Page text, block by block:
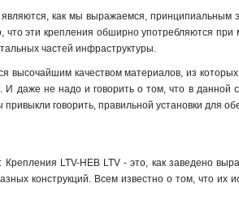
являются, как мы выражаемся,
что эти крепления обширно употребляются при
частей инфраструктуры.
высочайшим качеством материалов, из
И даже не надо и говорить о том, что в данной
говорить, правильной установки для
Крепления LTV-HEB LTV - это, как заведено
конструкций. Всем известно о том, что